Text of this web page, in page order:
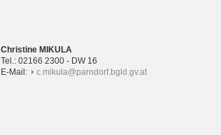
Christine MIKULA
Tel.: 02166 2300 - DW 16
E-Mail:
c.mikula@parndorf.bgld.gv.at